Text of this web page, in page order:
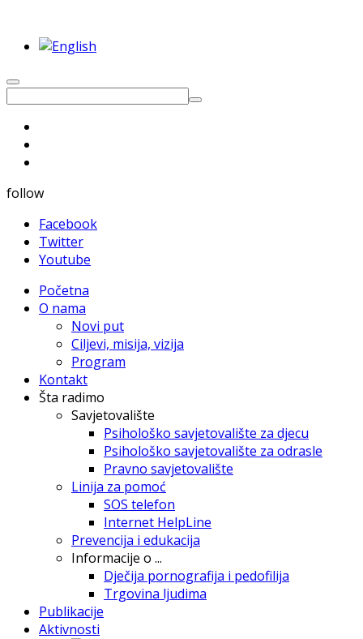
follow
Facebook
Twitter
Youtube
Početna
O nama
Novi put
Ciljevi, misija, vizija
Program
Kontakt
Šta radimo
Savjetovalište
Psihološko savjetovalište za djecu
Psihološko savjetovalište za odrasle
Pravno savjetovalište
Linija za pomoć
SOS telefon
Internet HelpLine
Prevencija i edukacija
Informacije o ...
Dječija pornografija i pedofilija
Trgovina ljudima
Publikacije
Aktivnosti